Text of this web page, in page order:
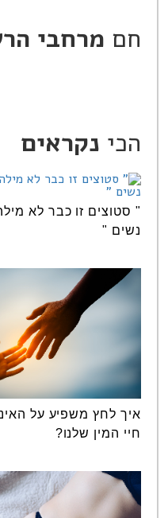
חם מרחבי
הכי נקראים
" סטוצים זו כבר לא
נשים "
איך לחץ משפיע על
חיי המין שלנו?